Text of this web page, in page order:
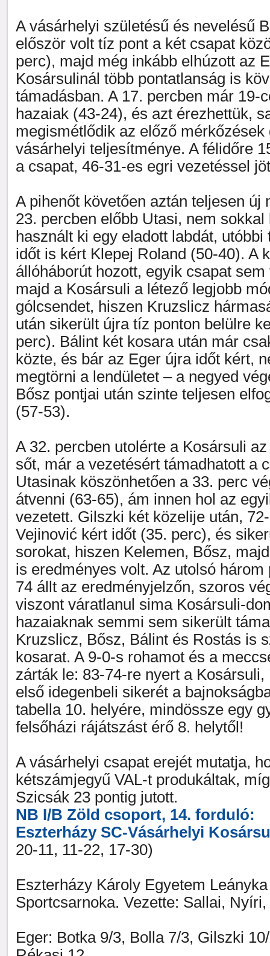
A vásárhelyi születésű és nevelésű
először volt tíz pont a két csapat
perc), majd még inkább elhúzott az
Kosársulinál több pontatlanság is
támadásban. A 17. percben már 19-
hazaiak (43-24), és azt érezhettük,
megismétlődik az előző mérkőzések
vásárhelyi teljesítménye. A félidőre
a csapat, 46-31-es egri vezetéssel
A pihenőt követően aztán teljesen új
23. percben előbb Utasi, nem sokkal
használt ki egy eladott labdát,
időt is kért Klepej Roland (50-40). A
állóháborút hozott, egyik csapat
majd a Kosársuli a létező legjobb
gólcsendet, hiszen Kruzslicz
után sikerült újra tíz ponton belülre
perc). Bálint két kosara után már
közte, és bár az Eger újra időt kért,
megtörni a lendületet – a negyed
Bősz pontjai után szinte teljesen
(57-53).
A 32. percben utolérte a Kosársuli
sőt, már a vezetésért támadhatott a
Utasinak köszönhetően a 33. perc
átvenni (63-65), ám innen hol az
vezetett. Gilszki két közelije után,
Vejinović kért időt (35. perc), és
sorokat, hiszen Kelemen, Bősz,
is eredményes volt. Az utolsó
74 állt az eredményjelzőn, szoros
viszont váratlanul sima Kosársuli-
hazaiaknak semmi sem sikerült
Kruzslicz, Bősz, Bálint és Rostás is
kosarat. A 9-0-s rohamot és a
zárták le: 83-74-re nyert a
első idegenbeli sikerét a
tabella 10. helyére, mindössze egy
felsőházi rájátszást érő 8. helytől!
A vásárhelyi csapat erejét mutatja,
kétszámjegyű VAL-t produkáltak,
Szicsák 23 pontig jutott.
NB I/B Zöld csoport, 14. forduló:
Eszterházy SC-Vásárhelyi
20-11, 11-22, 17-30)
Eszterházy Károly Egyetem
Sportcsarnoka. Vezette: Sallai, Nyíri,
Eger: Botka 9/3, Bolla 7/3, Gilszki